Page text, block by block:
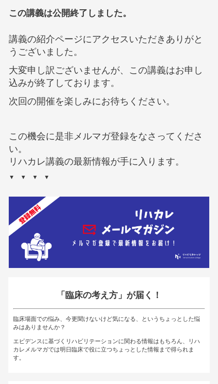
この講義は公開終了しました。
講義の紹介ページにアクセスいただきありがと
うございました。
大変申し訳ございませんが、この講義はお申し
込みが終了しております。
次回の開催を楽しみにお待ちください。
この機会に是非メルマガ登録をなさってくださ
い。
リハカレ講義の最新情報が手に入ります。
▼ ▼ ▼ ▼
「臨床の考え方」が届く！
臨床場面での悩み、今更聞けないけど気になる、というちょっとした悩
みはありませんか？
エビデンスに基づくリハビリテーションに関わる情報はもちろん、リハ
カレメルマガでは明日臨床で役に立つちょっとした情報まで得られま
す。